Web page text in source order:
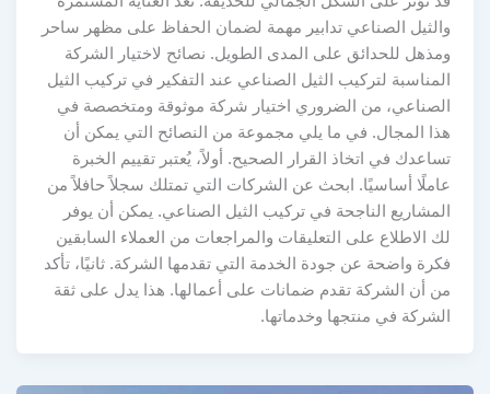
والثيل الصناعي تدابير مهمة لضمان الحفاظ على مظهر ساحر
ومذهل للحدائق على المدى الطويل. نصائح لاختيار الشركة
المناسبة لتركيب الثيل الصناعي عند التفكير في تركيب الثيل
الصناعي، من الضروري اختيار شركة موثوقة ومتخصصة في
هذا المجال. في ما يلي مجموعة من النصائح التي يمكن أن
تساعدك في اتخاذ القرار الصحيح. أولاً، يُعتبر تقييم الخبرة
عاملًا أساسيًا. ابحث عن الشركات التي تمتلك سجلاً حافلاً من
المشاريع الناجحة في تركيب الثيل الصناعي. يمكن أن يوفر
لك الاطلاع على التعليقات والمراجعات من العملاء السابقين
فكرة واضحة عن جودة الخدمة التي تقدمها الشركة. ثانيًا، تأكد
من أن الشركة تقدم ضمانات على أعمالها. هذا يدل على ثقة
الشركة في منتجها وخدماتها.